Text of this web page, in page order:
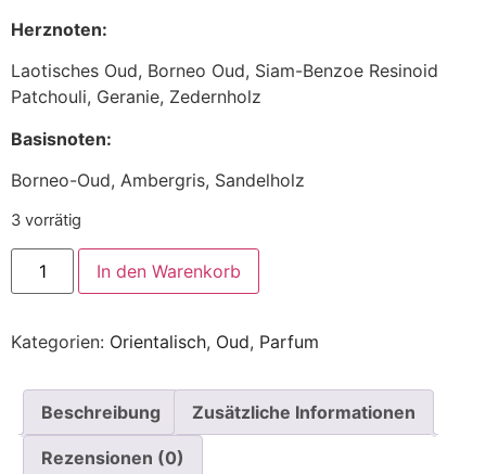
Herznoten:
Laotisches Oud, Borneo Oud, Siam-Benzoe Resinoid
Patchouli, Geranie, Zedernholz
Basisnoten:
Borneo-Oud, Ambergris, Sandelholz
3 vorrätig
In den Warenkorb
Kategorien: Orientalisch, Oud, Parfum
Beschreibung Zusätzliche Informationen
Rezensionen (0)